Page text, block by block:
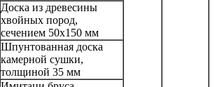
Доска из древесины
хвойных пород,
сечением 50х150 мм
Шпунтованная доска
камерной сушки,
толщиной 35 мм